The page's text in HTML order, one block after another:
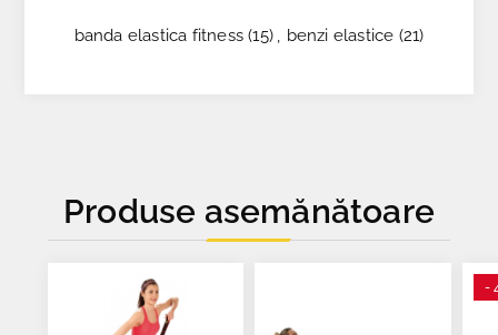
banda elastica fitness (15) , benzi elastice (21)
Produse asemănătoare
-